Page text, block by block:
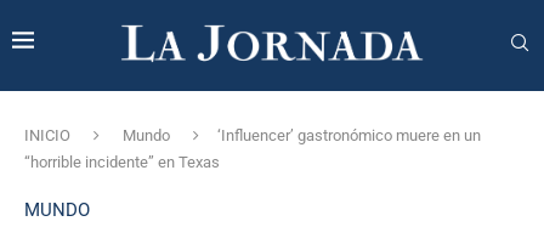
INICIO Mundo
‘Influencer’ gastronómico muere en un
“horrible incidente” en Texas
MUNDO